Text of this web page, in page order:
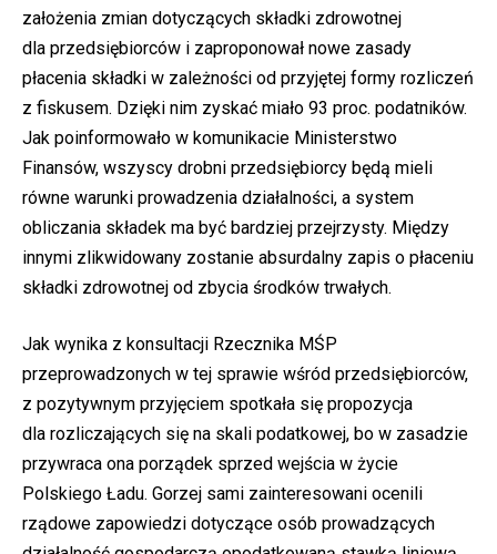
założenia zmian dotyczących składki zdrowotnej
dla przedsiębiorców i zaproponował nowe zasady
płacenia składki w zależności od przyjętej formy rozliczeń
z fiskusem. Dzięki nim zyskać miało 93 proc. podatników.
Jak poinformowało w komunikacie Ministerstwo
Finansów, wszyscy drobni przedsiębiorcy będą mieli
równe warunki prowadzenia działalności, a system
obliczania składek ma być bardziej przejrzysty. Między
innymi zlikwidowany zostanie absurdalny zapis o płaceniu
składki zdrowotnej od zbycia środków trwałych.
Jak wynika z konsultacji Rzecznika MŚP
przeprowadzonych w tej sprawie wśród przedsiębiorców,
z pozytywnym przyjęciem spotkała się propozycja
dla rozliczających się na skali podatkowej, bo w zasadzie
przywraca ona porządek sprzed wejścia w życie
Polskiego Ładu. Gorzej sami zainteresowani ocenili
rządowe zapowiedzi dotyczące osób prowadzących